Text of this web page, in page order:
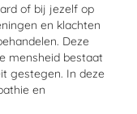
of bij jezelf op
en klachten
Deze
mensheid bestaat
gestegen. In deze
en